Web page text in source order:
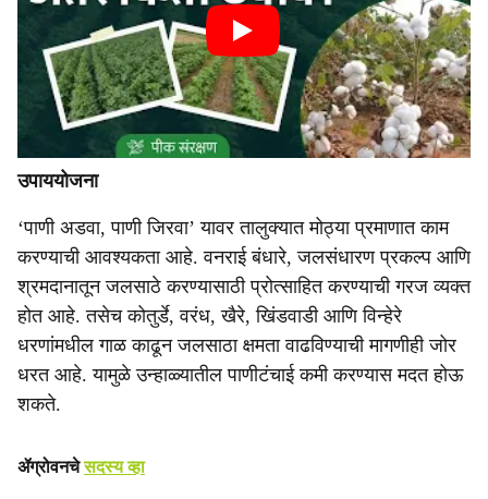
उपाययोजना
‘पाणी अडवा, पाणी जिरवा’ यावर तालुक्यात मोठ्या प्रमाणात काम
करण्याची आवश्यकता आहे. वनराई बंधारे, जलसंधारण प्रकल्प आणि
श्रमदानातून जलसाठे करण्यासाठी प्रोत्साहित करण्याची गरज व्यक्त
होत आहे. तसेच कोतुर्डे, वरंध, खैरे, खिंडवाडी आणि विन्हेरे
धरणांमधील गाळ काढून जलसाठा क्षमता वाढविण्याची मागणीही जोर
धरत आहे. यामुळे उन्हाळ्यातील पाणीटंचाई कमी करण्यास मदत होऊ
शकते.
ॲग्रोवनचेसदस्य व्हा